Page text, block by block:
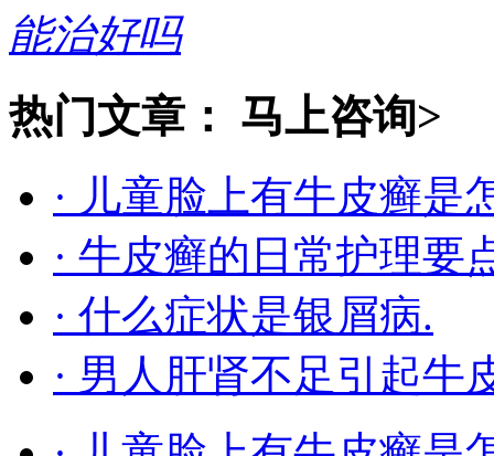
能治好吗
热门文章： 马上咨询>
· 儿童脸上有牛皮癣是
· 牛皮癣的日常护理要
· 什么症状是银屑病.
· 男人肝肾不足引起牛